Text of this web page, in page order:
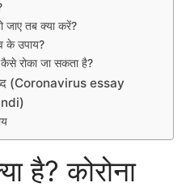
जाए तब क्या करें?
के उपाय?
रोका जा सकता है?
(Coronavirus essay
है? कोरोना